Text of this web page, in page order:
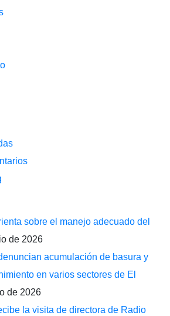
sobre el manejo adecuado del
de 2026
acumulación de basura y
en varios sectores de El
de 2026
la visita de directora de Radio